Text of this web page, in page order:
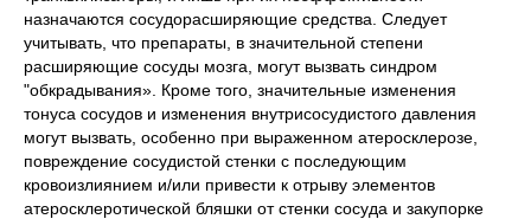
назначаются сосудорасширяющие средства. Следует
учитывать, что препараты, в значительной степени
расширяющие сосуды мозга, могут вызвать синдром
"обкрадывания». Кроме того, значительные изменения
тонуса сосудов и изменения внутрисосудистого давления
могут вызвать, особенно при выраженном атеросклерозе,
повреждение сосудистой стенки с последующим
кровоизлиянием и/или привести к отрыву элементов
атеросклеротической бляшки от стенки сосуда и закупорке